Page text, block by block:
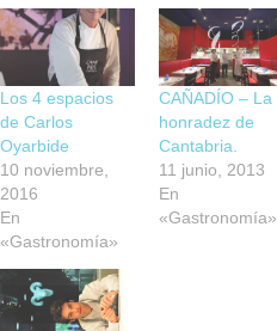
Los 4 espacios
de Carlos
Oyarbide
10 noviembre,
2016
En
«Gastronomía»
CAÑADÍO – La
honradez de
Cantabria.
11 junio, 2013
En
«Gastronomía»